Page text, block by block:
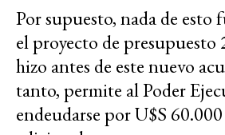
Por supuesto, nada de esto
el proyecto de presupuesto
hizo antes de este nuevo
tanto, permite al Poder
endeudarse por U$S